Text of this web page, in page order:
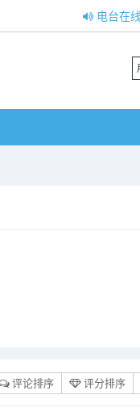
电台在
评论排序 评分排序